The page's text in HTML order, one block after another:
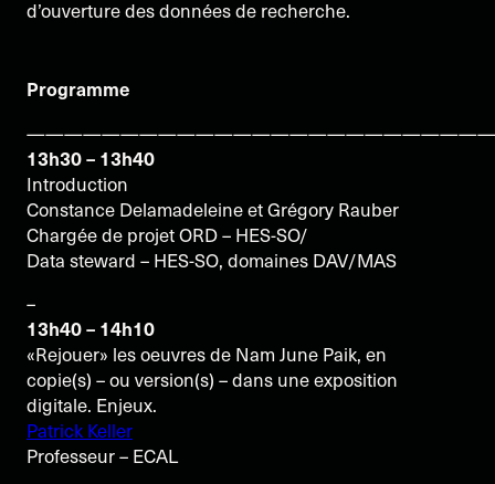
d’ouverture des données de recherche.
Programme
13h30 – 13h40
Introduction
Constance Delamadeleine et Grégory Rauber
Chargée de projet ORD – HES-SO/
Data steward – HES-SO, domaines DAV/MAS
–
13h40 – 14h10
«Rejouer» les oeuvres de Nam June Paik, en
copie(s) – ou version(s) – dans une exposition
digitale. Enjeux.
Patrick Keller
Professeur – ECAL